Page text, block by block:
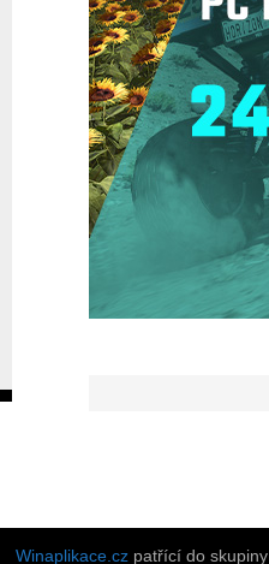
Winaplikace.czpatřící do skupiny